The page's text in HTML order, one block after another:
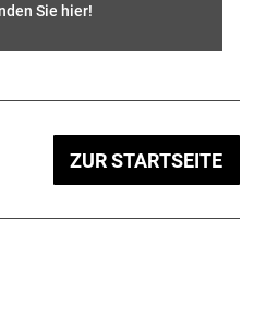
Sie hier!
ZUR STARTSEITE